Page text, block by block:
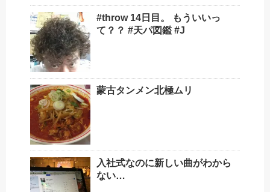
#throw 14日目。 もういいっ
て？？ #天パ図鑑 #J
蒙古タンメン北極ムリ
入社式なのに新しい曲がわから
ない…